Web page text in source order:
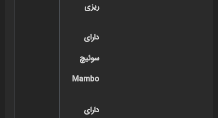
ریزی
دارای
سوئیچ
Mambo
دارای